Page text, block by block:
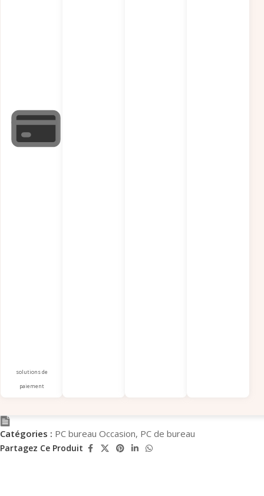
solutions de
paiement
Catégories : PC bureau Occasion, PC de bureau
Partagez Ce Produit